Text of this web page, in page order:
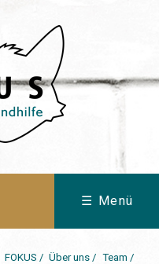
☰ Menü
FOKUS / Über uns / Team /